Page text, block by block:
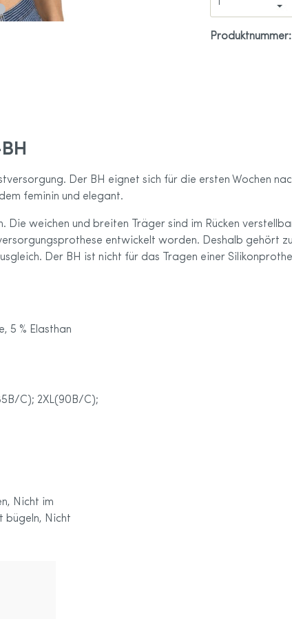
Produktnummer:
Der BH eignet sich für die ersten Wochen
feminin und elegant.
weichen und breiten Träger sind im Rücken
entwickelt worden. Deshalb gehört
Der BH ist nicht für das Tragen einer
5 % Elasthan
C); 2XL(90B/C);
Nicht im
bügeln, Nicht